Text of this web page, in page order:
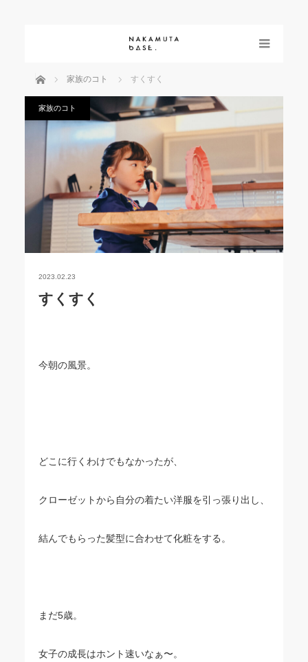
ホーム 家族のコト すくすく
家族のコト
2023.02.23
すくすく
今朝の風景。
どこに行くわけでもなかったが、
クローゼットから自分の着たい洋服を引っ張り出し、
結んでもらった髪型に合わせて化粧をする。
まだ5歳。
女子の成長はホント速いなぁ〜。